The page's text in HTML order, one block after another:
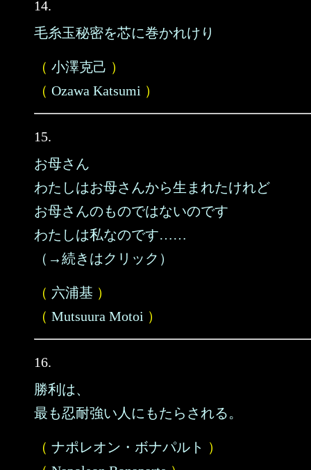
14.
毛糸玉秘密を芯に巻かれけり
（ 小澤克己 ）
（ Ozawa Katsumi ）
15.
お母さん
わたしはお母さんから生まれたけれど
お母さんのものではないのです
わたしは私なのです……
（→続きはクリック）
（ 六浦基 ）
（ Mutsuura Motoi ）
16.
勝利は、
最も忍耐強い人にもたらされる。
（ ナポレオン・ボナパルト ）